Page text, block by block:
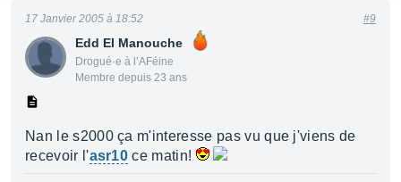
Edd El Manouche
Drogué·e à l’AFéine
Membre depuis 23 ans
17 Janvier 2005 à 18:52 #9
Nan le s2000 ça m'interesse pas vu que j'viens de
recevoir l'asr10 ce matin!